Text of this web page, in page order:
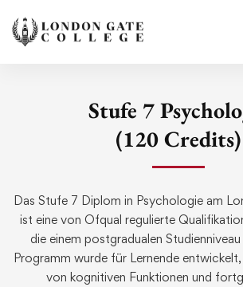
Stufe 7
(120 Credits)
Das Stufe 7 Diplom in Psychologie am
ist eine von Ofqual regulierte
die einem postgradualen
Programm wurde für Lernende
von kognitiven Funktionen und